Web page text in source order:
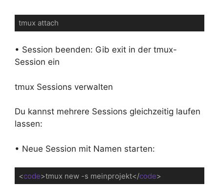
tmux attach
• Session beenden: Gib exit in der tmux-
Session ein
tmux Sessions verwalten
Du kannst mehrere Sessions gleichzeitig laufen
lassen:
• Neue Session mit Namen starten:
<code>tmux new -s meinprojekt</code>